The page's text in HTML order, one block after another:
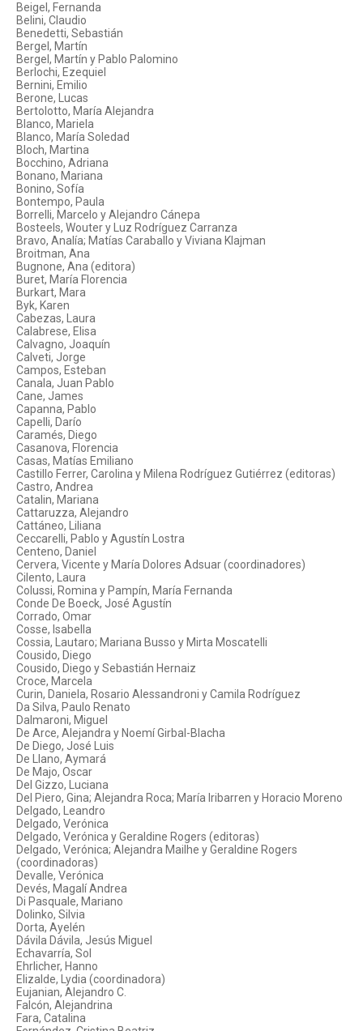
Beigel, Fernanda
Belini, Claudio
Benedetti, Sebastián
Bergel, Martín
Bergel, Martín y Pablo Palomino
Berlochi, Ezequiel
Bernini, Emilio
Berone, Lucas
Bertolotto, María Alejandra
Blanco, Mariela
Blanco, María Soledad
Bloch, Martina
Bocchino, Adriana
Bonano, Mariana
Bonino, Sofía
Bontempo, Paula
Borrelli, Marcelo y Alejandro Cánepa
Bosteels, Wouter y Luz Rodríguez Carranza
Bravo, Analía; Matías Caraballo y Viviana Klajman
Broitman, Ana
Bugnone, Ana (editora)
Buret, María Florencia
Burkart, Mara
Byk, Karen
Cabezas, Laura
Calabrese, Elisa
Calvagno, Joaquín
Calveti, Jorge
Campos, Esteban
Canala, Juan Pablo
Cane, James
Capanna, Pablo
Capelli, Darío
Caramés, Diego
Casanova, Florencia
Casas, Matías Emiliano
Castillo Ferrer, Carolina y Milena Rodríguez Gutiérrez (editoras)
Castro, Andrea
Catalin, Mariana
Cattaruzza, Alejandro
Cattáneo, Liliana
Ceccarelli, Pablo y Agustín Lostra
Centeno, Daniel
Cervera, Vicente y María Dolores Adsuar (coordinadores)
Cilento, Laura
Colussi, Romina y Pampín, María Fernanda
Conde De Boeck, José Agustín
Corrado, Omar
Cosse, Isabella
Cossia, Lautaro; Mariana Busso y Mirta Moscatelli
Cousido, Diego
Cousido, Diego y Sebastián Hernaiz
Croce, Marcela
Curin, Daniela, Rosario Alessandroni y Camila Rodríguez
Da Silva, Paulo Renato
Dalmaroni, Miguel
De Arce, Alejandra y Noemí Girbal-Blacha
De Diego, José Luis
De Llano, Aymará
De Majo, Oscar
Del Gizzo, Luciana
Del Piero, Gina; Alejandra Roca; María Iribarren y Horacio Moreno
Delgado, Leandro
Delgado, Verónica
Delgado, Verónica y Geraldine Rogers (editoras)
Delgado, Verónica; Alejandra Mailhe y Geraldine Rogers
(coordinadoras)
Devalle, Verónica
Devés, Magalí Andrea
Di Pasquale, Mariano
Dolinko, Silvia
Dorta, Ayelén
Dávila Dávila, Jesús Miguel
Echavarría, Sol
Ehrlicher, Hanno
Elizalde, Lydia (coordinadora)
Eujanian, Alejandro C.
Falcón, Alejandrina
Fara, Catalina